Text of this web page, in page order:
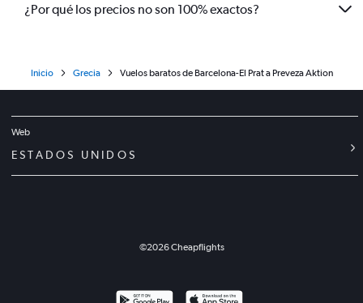
¿Por qué los precios no son 100% exactos?
Inicio Grecia Vuelos baratos de Barcelona-El Prat a Preveza Aktion
Web
ESTADOS UNIDOS
©2026Cheapflights